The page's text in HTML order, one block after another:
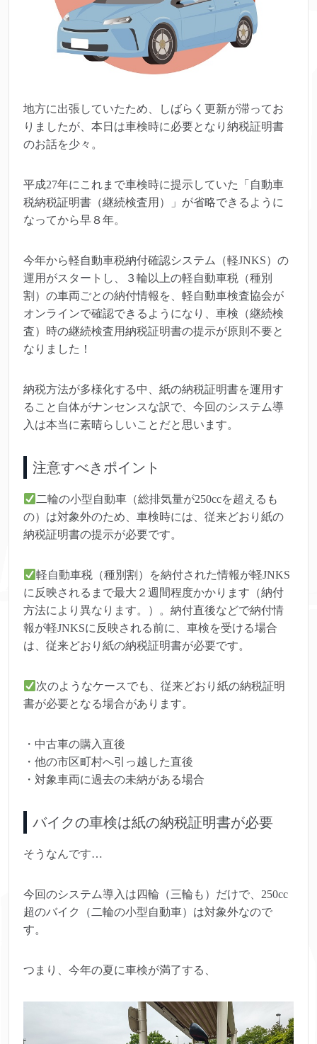
地方に出張していたため、しばらく更新が滞ってお
りましたが、本日は車検時に必要となり納税証明書
のお話を少々。
平成27年にこれまで車検時に提示していた「自動車
税納税証明書（継続検査用）」が省略できるように
なってから早８年。
今年から軽自動車税納付確認システム（軽JNKS）の
運用がスタートし、３輪以上の軽自動車税（種別
割）の車両ごとの納付情報を、軽自動車検査協会が
オンラインで確認できるようになり、車検（継続検
査）時の継続検査用納税証明書の提示が原則不要と
なりました！
納税方法が多様化する中、紙の納税証明書を運用す
ること自体がナンセンスな訳で、今回のシステム導
入は本当に素晴らしいことだと思います。
注意すべきポイント
二輪の小型自動車（総排気量が250ccを超えるも
の）は対象外のため、車検時には、従来どおり紙の
納税証明書の提示が必要です。
軽自動車税（種別割）を納付された情報が軽JNKS
に反映されるまで最大２週間程度かかります（納付
方法により異なります。）。納付直後などで納付情
報が軽JNKSに反映される前に、車検を受ける場合
は、従来どおり紙の納税証明書が必要です。
次のようなケースでも、従来どおり紙の納税証明
書が必要となる場合があります。
・中古車の購入直後
・他の市区町村へ引っ越した直後
・対象車両に過去の未納がある場合
バイクの車検は紙の納税証明書が必要
そうなんです…
今回のシステム導入は四輪（三輪も）だけで、250cc
超のバイク（二輪の小型自動車）は対象外なので
す。
つまり、今年の夏に車検が満了する、